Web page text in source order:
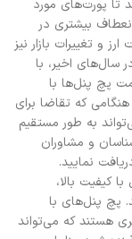
تا پورت‌های مورد
بیشتری در
و تغییرات بازار نیز
سال‌های اخیر، با
پچ پنل‌ها با
که تقاضا برای
به طور مستقیم
و مشاوران
نمایید.
کیفیت بالا،
پچ پنل‌های با
هستند که می‌تواند